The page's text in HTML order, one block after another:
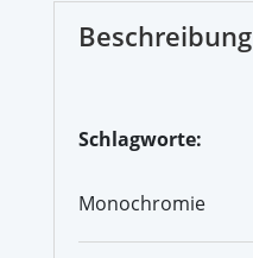
Beschreibung
Schlagworte:
Monochromie